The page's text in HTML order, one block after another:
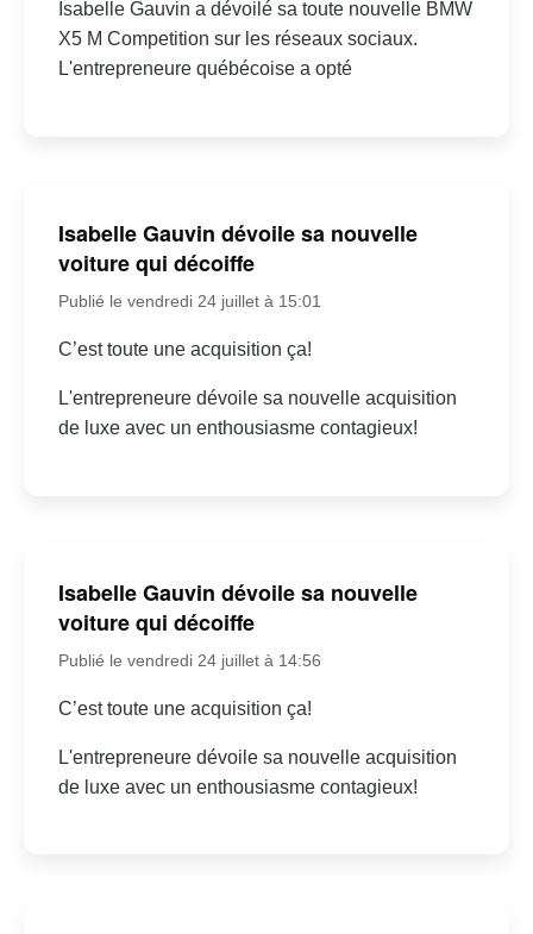
Isabelle Gauvin a dévoilé sa toute nouvelle BMW
X5 M Competition sur les réseaux sociaux.
L'entrepreneure québécoise a opté
Isabelle Gauvin dévoile sa nouvelle
voiture qui décoiffe
Publié le vendredi 24 juillet à 15:01
C’est toute une acquisition ça!
L'entrepreneure dévoile sa nouvelle acquisition
de luxe avec un enthousiasme contagieux!
Isabelle Gauvin dévoile sa nouvelle
voiture qui décoiffe
Publié le vendredi 24 juillet à 14:56
C’est toute une acquisition ça!
L'entrepreneure dévoile sa nouvelle acquisition
de luxe avec un enthousiasme contagieux!